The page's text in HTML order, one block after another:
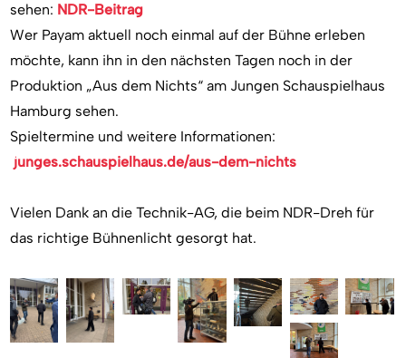
sehen: NDR-Beitrag
Wer Payam aktuell noch einmal auf der Bühne erleben
möchte, kann ihn in den nächsten Tagen noch in der
Produktion „Aus dem Nichts“ am Jungen Schauspielhaus
Hamburg sehen.
Spieltermine und weitere Informationen:
junges.schauspielhaus.de/aus-dem-nichts
Vielen Dank an die Technik-AG, die beim NDR-Dreh für
das richtige Bühnenlicht gesorgt hat.